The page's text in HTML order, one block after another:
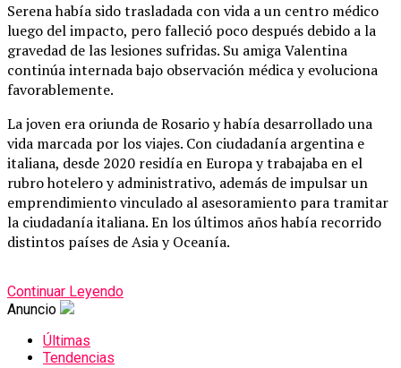
Serena había sido trasladada con vida a un centro médico
luego del impacto, pero falleció poco después debido a la
gravedad de las lesiones sufridas. Su amiga Valentina
continúa internada bajo observación médica y evoluciona
favorablemente.
La joven era oriunda de Rosario y había desarrollado una
vida marcada por los viajes. Con ciudadanía argentina e
italiana, desde 2020 residía en Europa y trabajaba en el
rubro hotelero y administrativo, además de impulsar un
emprendimiento vinculado al asesoramiento para tramitar
la ciudadanía italiana. En los últimos años había recorrido
distintos países de Asia y Oceanía.
Continuar Leyendo
Anuncio
Últimas
Tendencias